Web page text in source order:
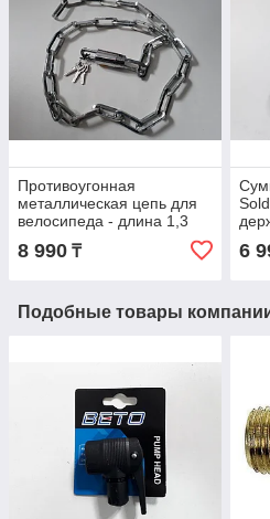
Противоугонная
металлическая цепь для
велосипеда - длина 1,3
метра. Kaspi Red.
Рассрочка.
8 990 ₸ 6
Подобные товары